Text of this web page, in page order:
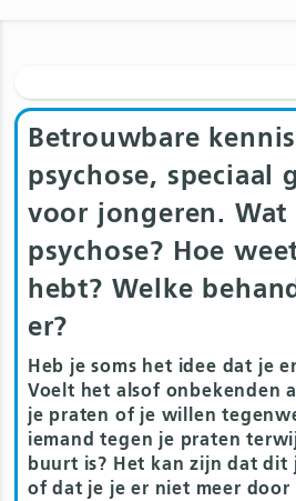
Betrouwbare
psychose, speciaal
voor jongeren. Wat
psychose? Hoe
hebt? Welke
er?
Heb je soms het idee dat je
Voelt het alsof onbekenden
je praten of je willen
iemand tegen je praten
buurt is? Het kan zijn dat dit
of dat je je er niet meer door